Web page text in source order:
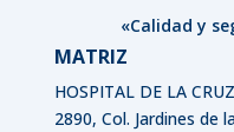
«Calidad y
MATRIZ
HOSPITAL DE LA
2890, Col. Jardines de